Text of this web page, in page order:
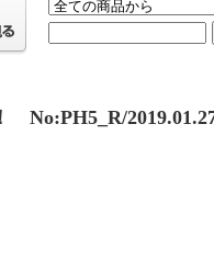
No:PH5_R/